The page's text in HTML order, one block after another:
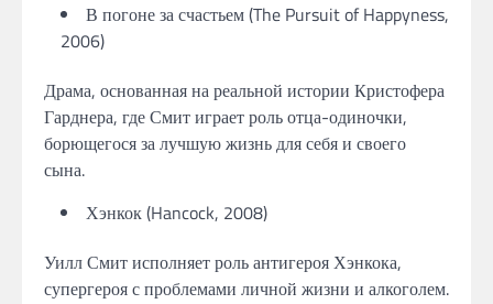
В погоне за счастьем (The Pursuit of Happyness,
2006)
Драма, основанная на реальной истории Кристофера
Гарднера, где Смит играет роль отца-одиночки,
борющегося за лучшую жизнь для себя и своего
сына.
Хэнкок (Hancock, 2008)
Уилл Смит исполняет роль антигероя Хэнкока,
супергероя с проблемами личной жизни и алкоголем.